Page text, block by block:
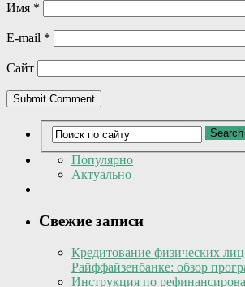
Имя *
E-mail *
Сайт
Популярно
Актуально
Свежие записи
Кредитование физических лиц
Райффайзенбанке: обзор
Инструкция по